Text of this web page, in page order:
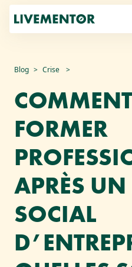
Aller
contenu
Blog Crise
FORMER
APRÈS
SOCIAL